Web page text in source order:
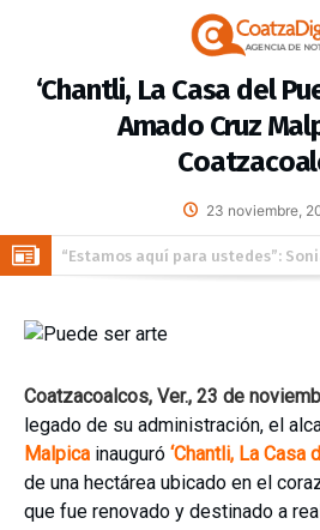
‘Chantli, La Casa del
Amado Cruz
23 noviembre,
“Estamos aquí para ustedes”:
Gaviotas
protección de la fauna
Detienen al exgobernador Ángel
Mar 2026
Coatzacoalcos, Ver., 23 de
legado de su administración, el
Malpica inauguró ‘Chantli, La Casa
de una hectárea ubicado en el
que fue renovado y destinado a